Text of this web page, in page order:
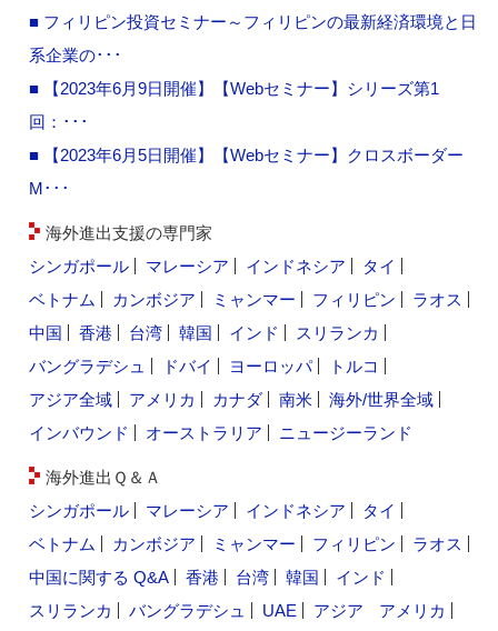
■ フィリピン投資セミナー～フィリピンの最新経済環境と日
系企業の･･･
■ 【2023年6月9日開催】【Webセミナー】シリーズ第1
回：･･･
■ 【2023年6月5日開催】【Webセミナー】クロスボーダー
M･･･
海外進出支援の専門家
シンガポール
マレーシア インドネシア
タイ
ベトナム
カンボジア ミャンマー フィリピン
ラオス
中国
香港 台湾 韓国 インド
スリランカ
バングラデシュ
ドバイ ヨーロッパ
トルコ
アジア全域
アメリカ カナダ 南米
海外/世界全域
インバウンド
オーストラリア ニュージーランド
海外進出Ｑ＆Ａ
シンガポール
マレーシア インドネシア
タイ
ベトナム
カンボジア ミャンマー フィリピン
ラオス
中国に関する Q&A
香港 台湾 韓国
インド
スリランカ
バングラデシュ UAE アジア アメリカ